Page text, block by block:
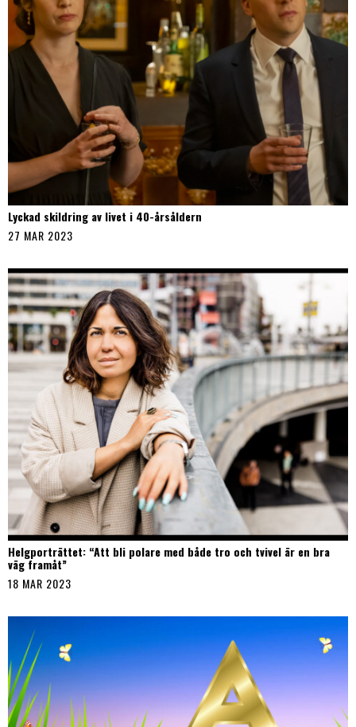
Lyckad skildring av livet i 40-årsåldern
27 MAR 2023
Helgporträttet: “Att bli polare med både tro och tvivel är en bra
väg framåt”
18 MAR 2023